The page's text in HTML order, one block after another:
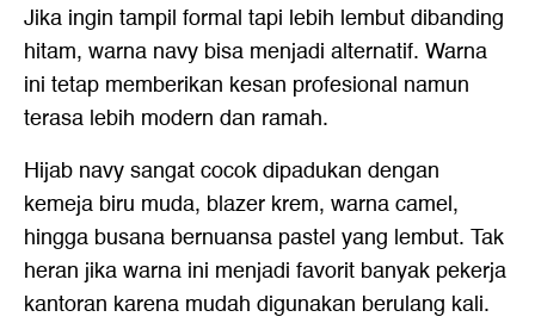
Jika ingin tampil formal tapi lebih lembut dibanding
hitam, warna navy bisa menjadi alternatif. Warna
ini tetap memberikan kesan profesional namun
terasa lebih modern dan ramah.
Hijab navy sangat cocok dipadukan dengan
kemeja biru muda, blazer krem, warna camel,
hingga busana bernuansa pastel yang lembut. Tak
heran jika warna ini menjadi favorit banyak pekerja
kantoran karena mudah digunakan berulang kali.